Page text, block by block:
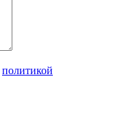
политикой